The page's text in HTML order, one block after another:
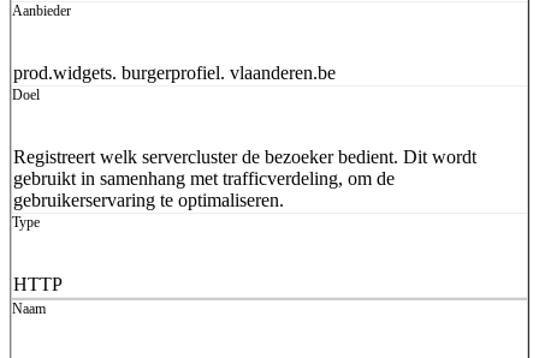
prod.widgets. burgerprofiel. vlaanderen.be
Registreert welk servercluster de bezoeker bedient. Dit wordt
gebruikt in samenhang met trafficverdeling, om de
gebruikerservaring te optimaliseren.
HTTP